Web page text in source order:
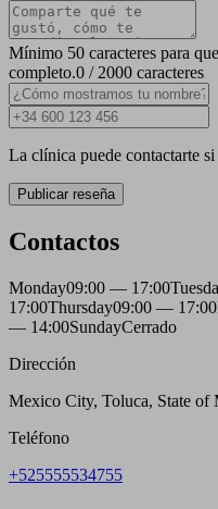
Mínimo 50 caracteres para
completo.0 / 2000 caracteres
La clínica puede contactarte
Publicar reseña
Contactos
Monday09:00 — 17:00
17:00Thursday09:00 — 17:00
— 14:00SundayCerrado
Dirección
Mexico City, Toluca, State of
Teléfono
+525555534755